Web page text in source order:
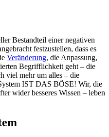
Bestandteil einer negativen
festzustellen, dass es
Veränderung, die Anpassung,
Begrifflichkeit geht – die
viel mehr um alles – die
IST DAS BÖSE! Wir, die
wider besseres Wissen – leben